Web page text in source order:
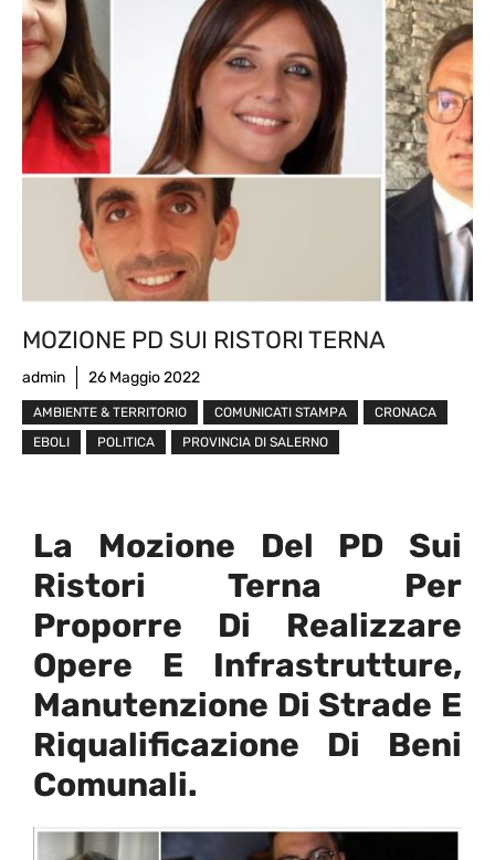
MOZIONE PD SUI RISTORI TERNA
admin 26 Maggio 2022
AMBIENTE & TERRITORIO COMUNICATI STAMPA
CRONACA
EBOLI
POLITICA PROVINCIA DI SALERNO
La Mozione Del PD Sui
Ristori Terna Per
Proporre Di Realizzare
Opere E Infrastrutture,
Manutenzione Di Strade E
Riqualificazione Di Beni
Comunali.